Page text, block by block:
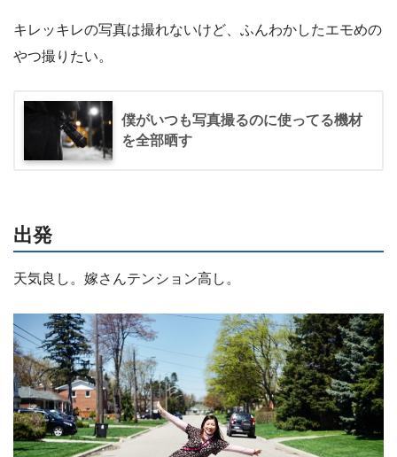
キレッキレの写真は撮れないけど、ふんわかしたエモめの
やつ撮りたい。
僕がいつも写真撮るのに使ってる機材
を全部晒す
出発
天気良し。嫁さんテンション高し。